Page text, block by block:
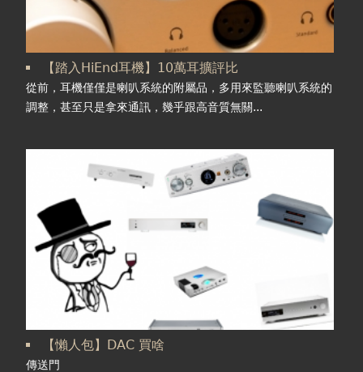
【踏入HiEnd耳機】10萬耳擴評比
從前，耳機僅僅是喇叭系統的附屬品，多用來監聽喇叭系統的
調整，甚至只是拿來通訊，幾乎跟高音質無關...
【懶人包】DAC 買啥
傳送門